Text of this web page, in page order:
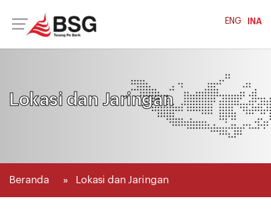
INA
ENG
Lokasi dan Jaringan
Beranda Lokasi dan Jaringan